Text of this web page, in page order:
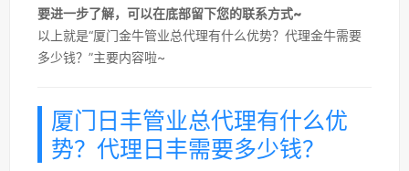
要进一步了解，可以在底部留下您的联系方式~
以上就是“厦门金牛管业总代理有什么优势？代理金牛需要
多少钱？”主要内容啦~
厦门日丰管业总代理有什么优
势？代理日丰需要多少钱？